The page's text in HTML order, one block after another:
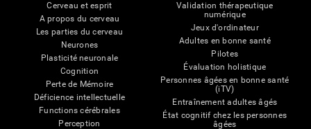
Cerveau et esprit
A propos du cerveau
Les parties du cerveau
Neurones
Plasticité neuronale
Cognition
Perte de Mémoire
Déficience intellectuelle
Functions cérébrales
Perception
Validation thérapeutique
numérique
Jeux d'ordinateur
Adultes en bonne santé
Pilotes
Évaluation holistique
Personnes âgées en bonne santé
(iTV)
Entraînement adultes âgés
État cognitif chez les personnes
âgées